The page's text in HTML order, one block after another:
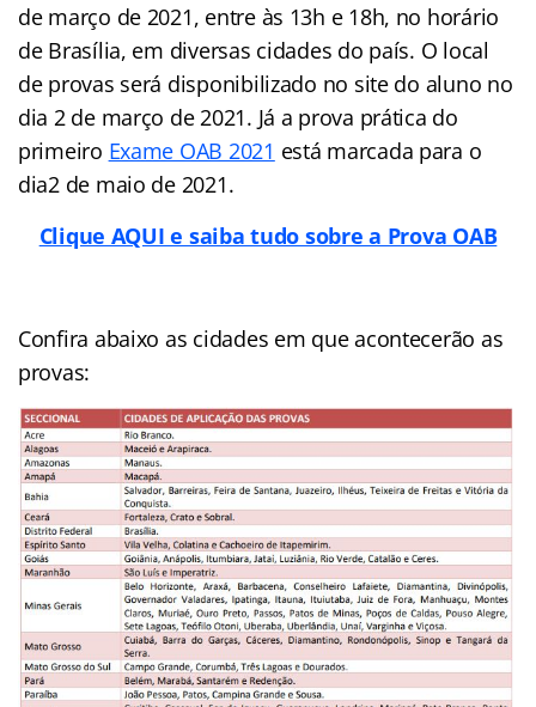
de março de 2021, entre às 13h e 18h, no horário
de Brasília, em diversas cidades do país. O local
de provas será disponibilizado no site do aluno no
dia 2 de março de 2021. Já a prova prática do
primeiro Exame OAB 2021 está marcada para o
dia2 de maio de 2021.
Clique AQUI e saiba tudo sobre a Prova OAB
Confira abaixo as cidades em que acontecerão as
provas: